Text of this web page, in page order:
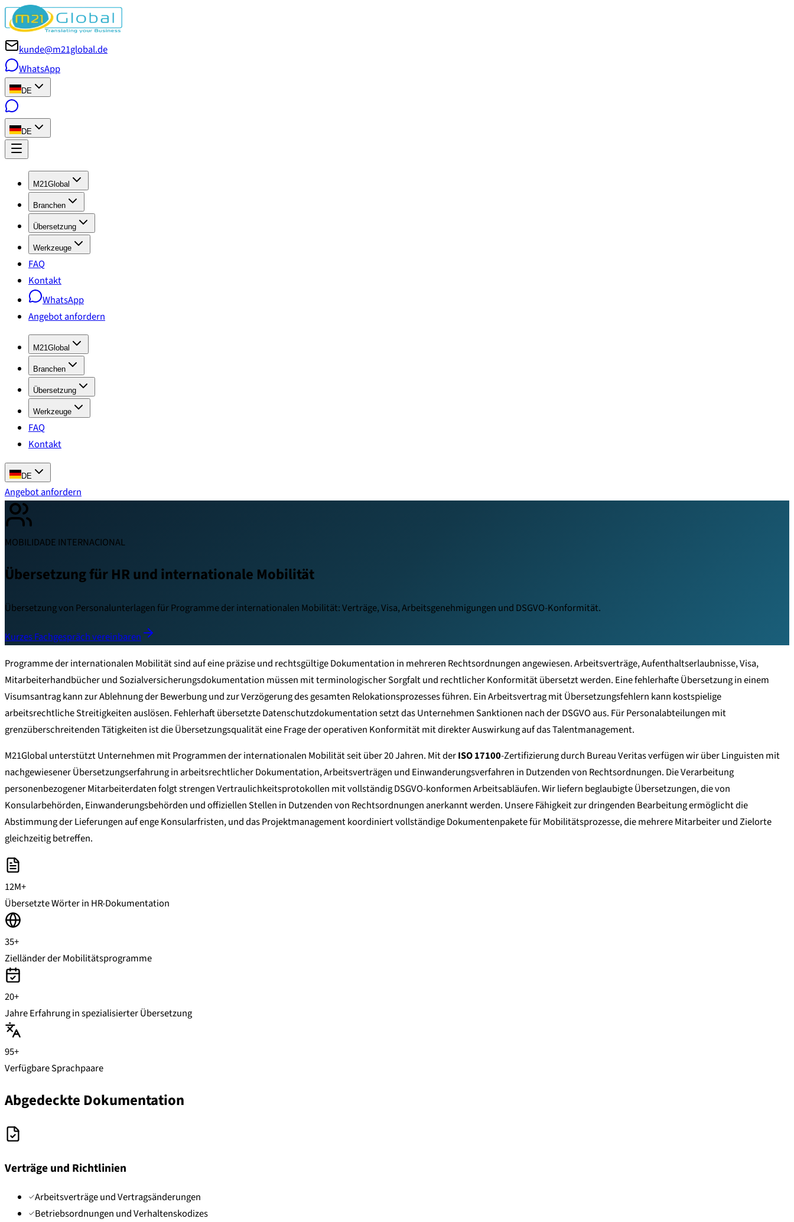
kunde@m21global.de
WhatsApp
DE
DE
M21Global
Branchen
Übersetzung
Werkzeuge
FAQ
Kontakt
WhatsApp
Angebot anfordern
M21Global
Branchen
Übersetzung
Werkzeuge
FAQ
Kontakt
DE
Angebot anfordern
MOBILIDADE INTERNACIONAL
Übersetzung für HR und internationale Mobilität
Übersetzung von Personalunterlagen für Programme der internationalen Mobilität: Verträge, Visa, Arbeitsgenehmigungen und DSGVO-Konformität.
Kurzes Fachgespräch vereinbaren
Programme der internationalen Mobilität sind auf eine präzise und rechtsgültige Dokumentation in mehreren Rechtsordnungen angewiesen. Arbeitsverträge, Aufenthaltserlaubnisse, Visa,
Mitarbeiterhandbücher und Sozialversicherungsdokumentation müssen mit terminologischer Sorgfalt und rechtlicher Konformität übersetzt werden. Eine fehlerhafte Übersetzung in einem
Visumsantrag kann zur Ablehnung der Bewerbung und zur Verzögerung des gesamten Relokationsprozesses führen. Ein Arbeitsvertrag mit Übersetzungsfehlern kann kostspielige
arbeitsrechtliche Streitigkeiten auslösen. Fehlerhaft übersetzte Datenschutzdokumentation setzt das Unternehmen Sanktionen nach der DSGVO aus. Für Personalabteilungen mit
grenzüberschreitenden Tätigkeiten ist die Übersetzungsqualität eine Frage der operativen Konformität mit direkter Auswirkung auf das Talentmanagement.
M21Global unterstützt Unternehmen mit Programmen der internationalen Mobilität seit über 20 Jahren. Mit derISO 17100-Zertifizierung durch Bureau Veritas verfügen wir über Linguisten mit
nachgewiesener Übersetzungserfahrung in arbeitsrechtlicher Dokumentation, Arbeitsverträgen und Einwanderungsverfahren in Dutzenden von Rechtsordnungen. Die Verarbeitung
personenbezogener Mitarbeiterdaten folgt strengen Vertraulichkeitsprotokollen mit vollständig DSGVO-konformen Arbeitsabläufen. Wir liefern beglaubigte Übersetzungen, die von
Konsularbehörden, Einwanderungsbehörden und offiziellen Stellen in Dutzenden von Rechtsordnungen anerkannt werden. Unsere Fähigkeit zur dringenden Bearbeitung ermöglicht die
Abstimmung der Lieferungen auf enge Konsularfristen, und das Projektmanagement koordiniert vollständige Dokumentenpakete für Mobilitätsprozesse, die mehrere Mitarbeiter und Zielorte
gleichzeitig betreffen.
12M+
Übersetzte Wörter in HR-Dokumentation
35+
Zielländer der Mobilitätsprogramme
20+
Jahre Erfahrung in spezialisierter Übersetzung
95+
Verfügbare Sprachpaare
Abgedeckte Dokumentation
Verträge und Richtlinien
Arbeitsverträge und Vertragsänderungen
Betriebsordnungen und Verhaltenskodizes